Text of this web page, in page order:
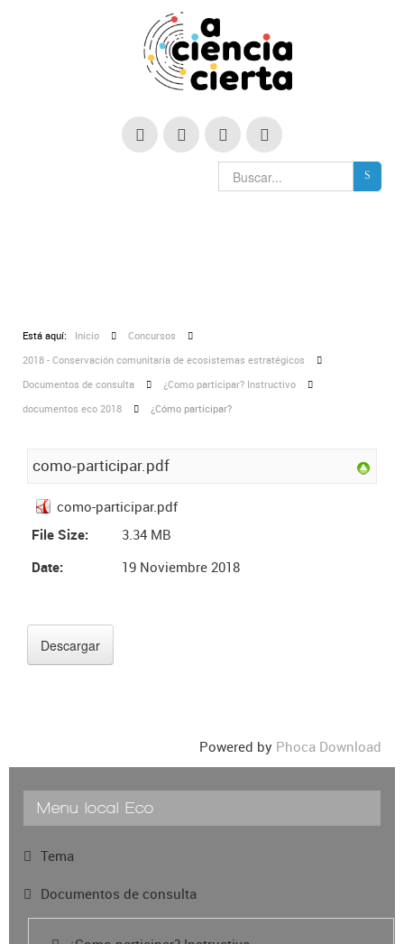
Está aquí: Inicio
Concursos
2018 - Conservación comunitaria de ecosistemas estratégicos
Documentos de consulta
¿Como participar? Instructivo
documentos eco 2018
¿Cómo participar?
como-participar.pdf
como-participar.pdf
File Size:
3.34 MB
Date:
19 Noviembre 2018
Powered by Phoca Download
Menu local Eco
Tema
Documentos de consulta